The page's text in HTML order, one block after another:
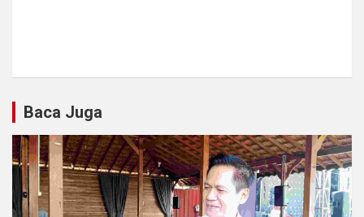
Baca Juga